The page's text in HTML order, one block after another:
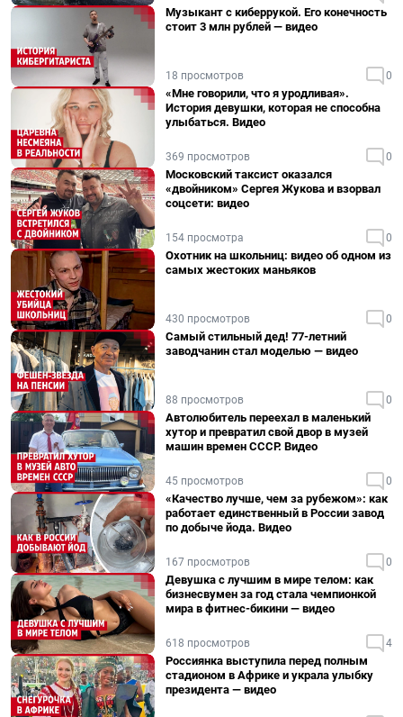
Музыкант с киберрукой. Его конечность
стоит 3 млн рублей — видео
18 просмотров 0
«Мне говорили, что я уродливая».
История девушки, которая не способна
улыбаться. Видео
369 просмотров 0
Московский таксист оказался
«двойником» Сергея Жукова и взорвал
соцсети: видео
154 просмотра 0
Охотник на школьниц: видео об одном из
самых жестоких маньяков
430 просмотров 0
Самый стильный дед! 77-летний
заводчанин стал моделью — видео
88 просмотров 0
Автолюбитель переехал в маленький
хутор и превратил свой двор в музей
машин времен СССР. Видео
45 просмотров 0
«Качество лучше, чем за рубежом»: как
работает единственный в России завод
по добыче йода. Видео
167 просмотров 0
Девушка с лучшим в мире телом: как
бизнесвумен за год стала чемпионкой
мира в фитнес-бикини — видео
618 просмотров 4
Россиянка выступила перед полным
стадионом в Африке и украла улыбку
президента — видео